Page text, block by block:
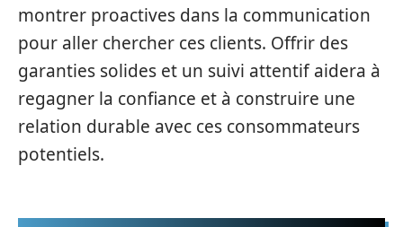
montrer proactives dans la communication
pour aller chercher ces clients. Offrir des
garanties solides et un suivi attentif aidera à
regagner la confiance et à construire une
relation durable avec ces consommateurs
potentiels.